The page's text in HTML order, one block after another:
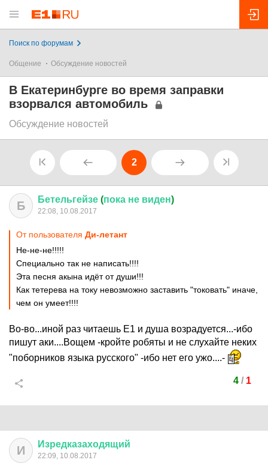
Поиск по форумам
Общение Обсуждение новостей
В Екатеринбурге во время заправки
взорвался автомобиль
Обсуждение новостей
2
Б Бетельгейзе (пока не виден)
22:08, 10.08.2017
От пользователя Ди-летант
Не-не-не!!!!!
Специально так не написать!!!!
Эта песня акына идёт от души!!!
Как тетерева на току невозможно заставить "токовать" иначе,
чем он умеет!!!!
Во-во...иной раз читаешь Е1 и душа возрадуется...-ибо
пишут аки....Вощем -кройте робяты и не слухайте неких
"поборников языка русского" -ибо нет его ужо....-
4/ 1
И Изредказаходящий
22:09, 10.08.2017